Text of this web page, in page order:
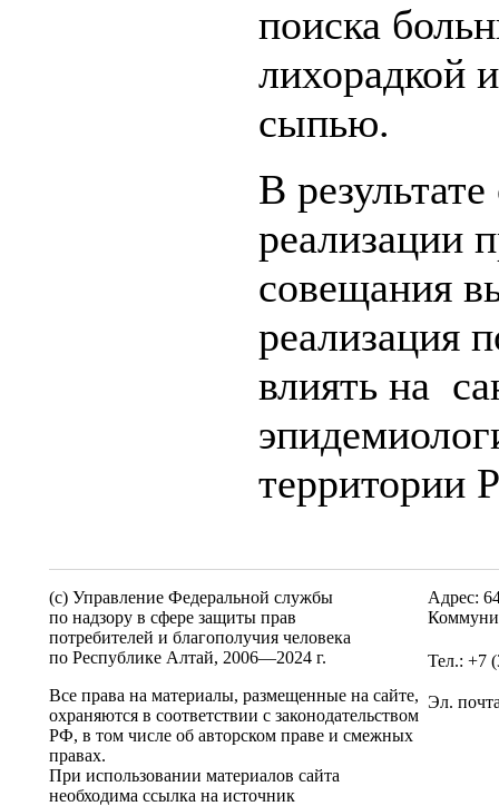
поиска
лихорадкой
сыпью.
В
реализации
совещания
реализация
влиять на
территории
(c) Управление Федеральной службы
по надзору в сфере защиты прав
потребителей и благополучия человека
по Республике Алтай, 2006—2024 г.
Все права на материалы, размещенные на сайте,
охраняются в соответствии с законодательством
РФ, в том числе об авторском праве и смежных
правах.
При использовании материалов сайта
необходима ссылка на источник
Адрес:
Тел.: +7
Эл.